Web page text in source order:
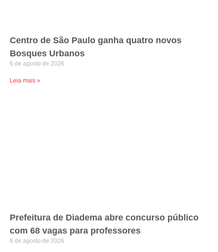
Centro de São Paulo ganha quatro novos
Bosques Urbanos
6 de agosto de 2026
Leia mais »
Prefeitura de Diadema abre concurso público
com 68 vagas para professores
6 de agosto de 2026